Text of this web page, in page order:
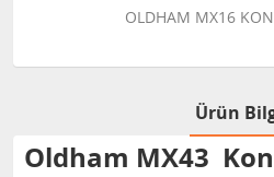
OLDHAM MX16
Ürün
Oldham MX43